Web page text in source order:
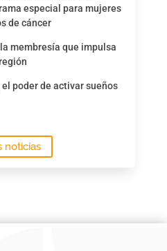
especial para mujeres
de cáncer
la membresía que impulsa
poder de activar sueños
noticias